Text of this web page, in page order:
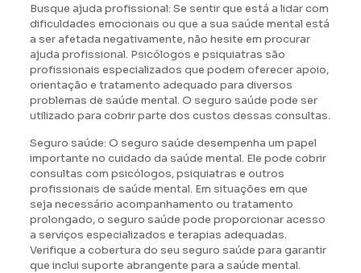
Busque ajuda profissional: Se sentir que está a lidar com
dificuldades emocionais ou que a sua saúde mental está
a ser afetada negativamente, não hesite em procurar
ajuda profissional. Psicólogos e psiquiatras são
profissionais especializados que podem oferecer apoio,
orientação e tratamento adequado para diversos
problemas de saúde mental. O seguro saúde pode ser
utilizado para cobrir parte dos custos dessas consultas.
Seguro saúde: O seguro saúde desempenha um papel
importante no cuidado da saúde mental. Ele pode cobrir
consultas com psicólogos, psiquiatras e outros
profissionais de saúde mental. Em situações em que
seja necessário acompanhamento ou tratamento
prolongado, o seguro saúde pode proporcionar acesso
a serviços especializados e terapias adequadas.
Verifique a cobertura do seu seguro saúde para garantir
que inclui suporte abrangente para a saúde mental.